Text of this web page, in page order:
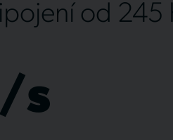
od 245
s